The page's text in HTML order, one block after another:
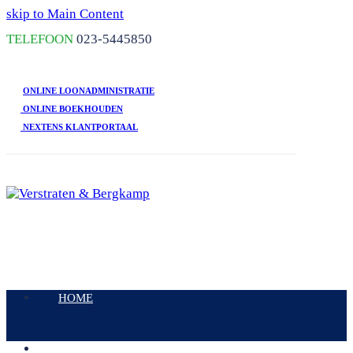
skip to Main Content
TELEFOON 023-5445850
ONLINE LOONADMINISTRATIE
ONLINE BOEKHOUDEN
NEXTENS KLANTPORTAAL
Mobile
HOME